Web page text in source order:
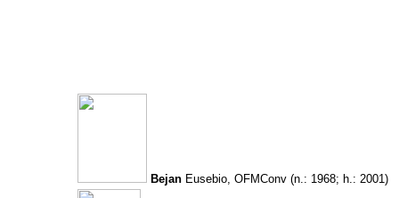
BejanEusebio, OFMConv (n.: 1968; h.: 2001)